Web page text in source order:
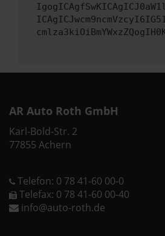
AR Auto Roth GmbH
Karl-Bold-Str. 2
77855 Achern
Telefon: 0 78 41-60 00-0
Telefax: 0 78 41-60 00-40
info@auto-roth.de